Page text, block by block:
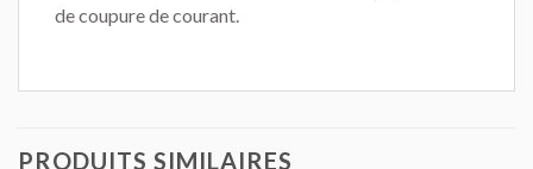
de coupure de courant.
PRODUITS SIMILAIRES